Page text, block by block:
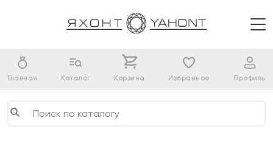
Главная Каталог Корзина Избранное Профиль